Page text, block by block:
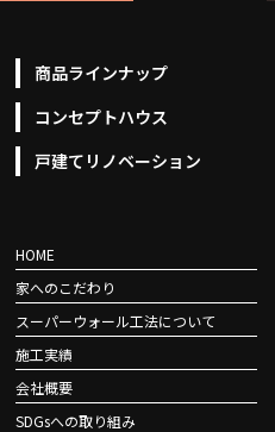
商品ラインナップ
コンセプトハウス
戸建てリノベーション
HOME
家へのこだわり
スーパーウォール工法について
施工実績
会社概要
SDGsへの取り組み